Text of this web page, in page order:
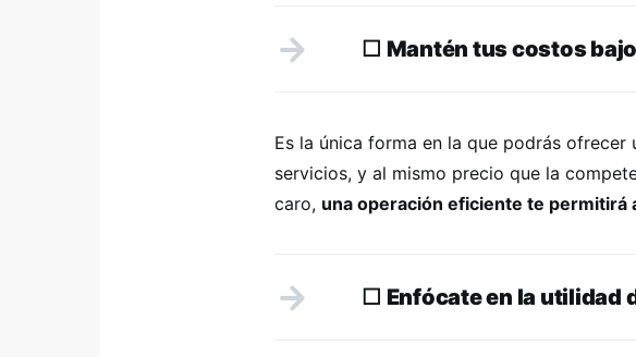
☐ Mantén tus costos
Es la única forma en la que podrás
servicios, y al mismo precio que la
caro, una operación eficiente te permitirá
☐ Enfócate en la utilidad